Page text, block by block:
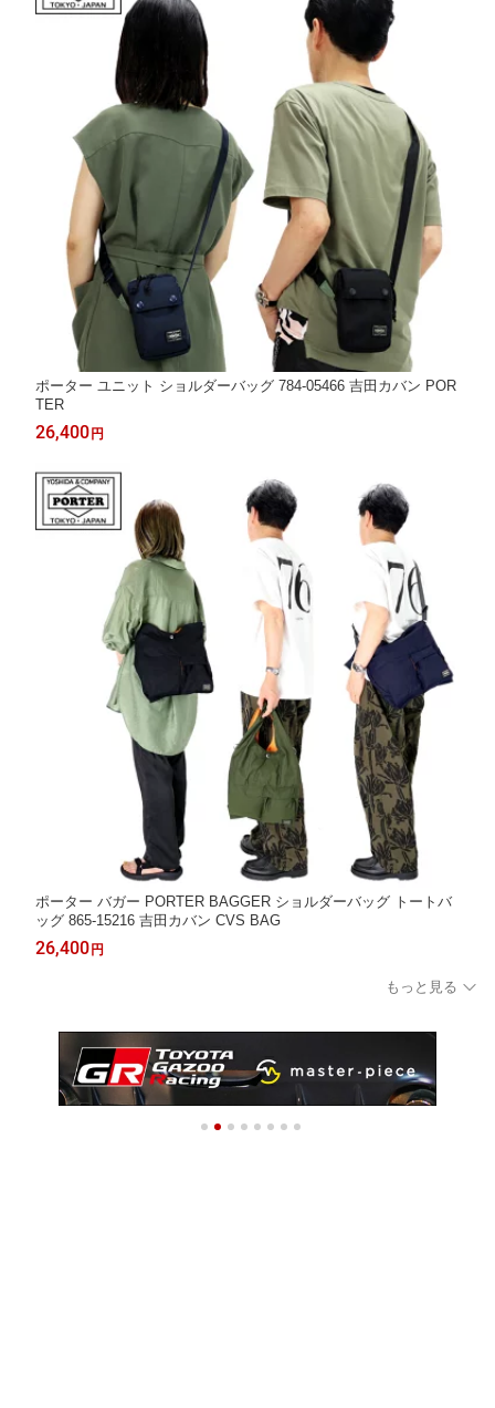
ポーター ユニット ショルダーバッグ 784-05466 吉田カバン POR
TER
26,400円
ポーター バガー PORTER BAGGER ショルダーバッグ トートバ
ッグ 865-15216 吉田カバン CVS BAG
26,400円
もっと見る